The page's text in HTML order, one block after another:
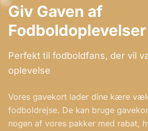
Giv Gaven af
Fodboldoplevelser
Perfekt til fodboldfans, der vil
oplevelse
Vores gavekort lader dine kære
fodboldrejse. De kan bruge
nogen af vores pakker med rabat,